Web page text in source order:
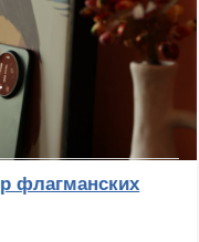
флагманских